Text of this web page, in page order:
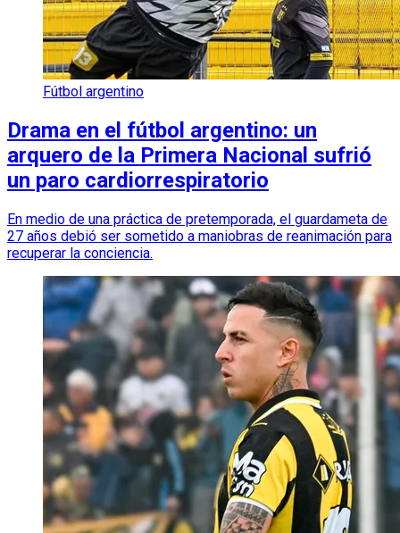
Fútbol argentino
Drama en el fútbol argentino: un
arquero de la Primera Nacional sufrió
un paro cardiorrespiratorio
En medio de una práctica de pretemporada, el guardameta de
27 años debió ser sometido a maniobras de reanimación para
recuperar la conciencia.